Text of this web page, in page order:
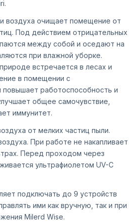
воздуха очищает помещение от
Под действием отрицательных
между собой и оседают на
при влажной уборке.
встречается в лесах и
в помещении с
работоспособность и
общее самочувствие,
иммунитет.
от мелких частиц пыли.
При работе не накапливает
Перед проходом через
ультрафиолетом UV-C
подключать до 9 устройств
ими как вручную, так и при
Milerd Wise.